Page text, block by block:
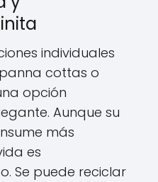
individuales
cottas o
opción
Aunque su
más
es
Se puede reciclar